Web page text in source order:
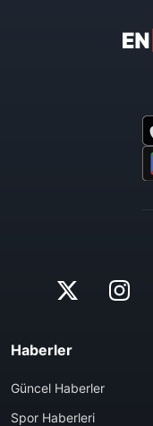
Haberler
Güncel Haberler
Spor Haberleri